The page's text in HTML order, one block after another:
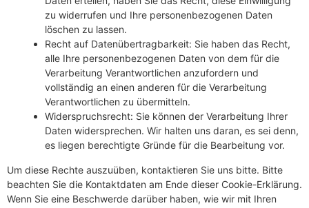
zu widerrufen und Ihre personenbezogenen Daten
löschen zu lassen.
Recht auf Datenübertragbarkeit: Sie haben das Recht,
alle Ihre personenbezogenen Daten von dem für die
Verarbeitung Verantwortlichen anzufordern und
vollständig an einen anderen für die Verarbeitung
Verantwortlichen zu übermitteln.
Widerspruchsrecht: Sie können der Verarbeitung Ihrer
Daten widersprechen. Wir halten uns daran, es sei denn,
es liegen berechtigte Gründe für die Bearbeitung vor.
Um diese Rechte auszuüben, kontaktieren Sie uns bitte. Bitte
beachten Sie die Kontaktdaten am Ende dieser Cookie-Erklärung.
Wenn Sie eine Beschwerde darüber haben, wie wir mit Ihren